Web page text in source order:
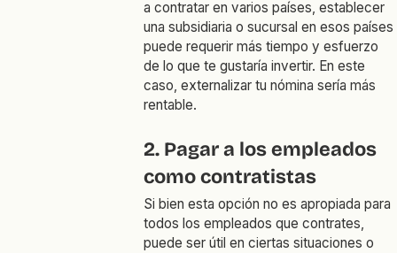
a contratar en varios países, establecer
una subsidiaria o sucursal en esos países
puede requerir más tiempo y esfuerzo
de lo que te gustaría invertir. En este
caso, externalizar tu nómina sería más
rentable.
2. Pagar a los empleados
como contratistas
Si bien esta opción no es apropiada para
todos los empleados que contrates,
puede ser útil en ciertas situaciones o